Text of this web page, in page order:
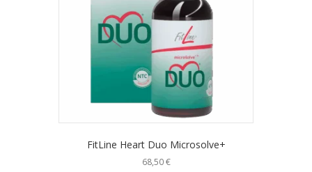
FitLine Heart Duo Microsolve+
68,50€